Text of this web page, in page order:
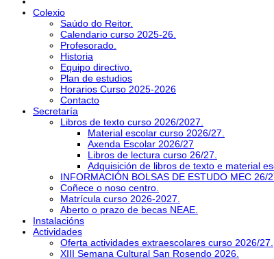
Colexio
Saúdo do Reitor.
Calendario curso 2025-26.
Profesorado.
Historia
Equipo directivo.
Plan de estudios
Horarios Curso 2025-2026
Contacto
Secretaría
Libros de texto curso 2026/2027.
Material escolar curso 2026/27.
Axenda Escolar 2026/27
Libros de lectura curso 26/27.
Adquisición de libros de texto e material
INFORMACIÓN BOLSAS DE ESTUDO MEC 26/
Coñece o noso centro.
Matrícula curso 2026-2027.
Aberto o prazo de becas NEAE.
Instalacións
Actividades
Oferta actividades extraescolares curso 2026/27.
XIII Semana Cultural San Rosendo 2026.